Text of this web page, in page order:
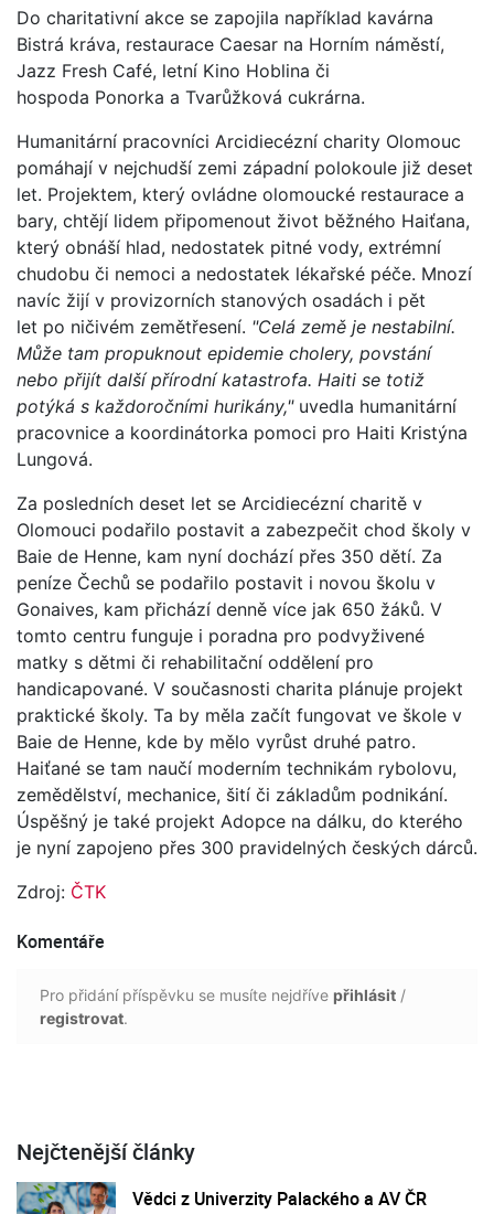
Do charitativní akce se zapojila například kavárna
Bistrá kráva, restaurace Caesar na Horním náměstí,
Jazz Fresh Café, letní Kino Hoblina či
hospoda Ponorka a Tvarůžková cukrárna.
Humanitární pracovníci Arcidiecézní charity Olomouc
pomáhají v nejchudší zemi západní polokoule již deset
let. Projektem, který ovládne olomoucké restaurace a
bary, chtějí lidem připomenout život běžného Haiťana,
který obnáší hlad, nedostatek pitné vody, extrémní
chudobu či nemoci a nedostatek lékařské péče. Mnozí
navíc žijí v provizorních stanových osadách i pět
let po ničivém zemětřesení. "Celá země je nestabilní.
Může tam propuknout epidemie cholery, povstání
nebo přijít další přírodní katastrofa. Haiti se totiž
potýká s každoročními hurikány," uvedla humanitární
pracovnice a koordinátorka pomoci pro Haiti Kristýna
Lungová.
Za posledních deset let se Arcidiecézní charitě v
Olomouci podařilo postavit a zabezpečit chod školy v
Baie de Henne, kam nyní dochází přes 350 dětí. Za
peníze Čechů se podařilo postavit i novou školu v
Gonaives, kam přichází denně více jak 650 žáků. V
tomto centru funguje i poradna pro podvyživené
matky s dětmi či rehabilitační oddělení pro
handicapované. V současnosti charita plánuje projekt
praktické školy. Ta by měla začít fungovat ve škole v
Baie de Henne, kde by mělo vyrůst druhé patro.
Haiťané se tam naučí moderním technikám rybolovu,
zemědělství, mechanice, šití či základům podnikání.
Úspěšný je také projekt Adopce na dálku, do kterého
je nyní zapojeno přes 300 pravidelných českých dárců.
Zdroj: ČTK
Komentáře
Pro přidání příspěvku se musíte nejdříve přihlásit /
registrovat.
Nejčtenější články
Vědci z Univerzity Palackého a AV ČR